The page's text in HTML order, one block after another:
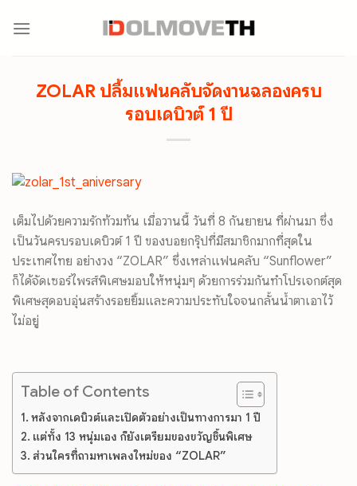
ZOLAR ปลื้มแฟนคลับจัดงานฉลองครบ
รอบเดบิวต์ 1 ปี
เต็มไปด้วยความรักท้วมท้น เมื่อวานนี้ วันที่ 8 กันยายน ที่ผ่านมา ซึ่ง
เป็นวันครบรอบเดบิวต์ 1 ปี ของบอยกรุ๊ปที่มีสมาชิกมากที่สุดใน
ประเทศไทย อย่างวง “ZOLAR” ซึ่งเหล่าแฟนคลับ “Sunflower”
ก็ได้จัดเซอร์ไพรส์พิเศษมอบให้หนุ่มๆ ด้วยการร่วมกันทำโปรเจกต์สุด
พิเศษสุดอบอุ่นสร้างรอยยิ้มและความประทับใจจนกลั้นน้ำตาเอาไว้
ไม่อยู่
Table of Contents
หลังจากเดบิวต์และเปิดตัวอย่างเป็นทางการมา 1 ปี
แต่ทั้ง 13 หนุ่มเอง ก็ยังเตรียมของขวัญชิ้นพิเศษ
ส่วนใครที่ถามหาเพลงใหม่ของ “ZOLAR”